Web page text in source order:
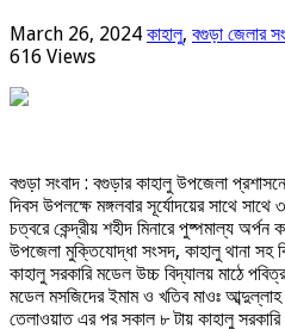
March 26, 2024 কাহালু, বগুড়া জেলার
616 Views
বগুড়া সংবাদ : বগুড়ার কাহালু উপজেলা
দিবস উপলক্ষে মঙ্গলবার সূর্যোদয়ের সাথে
চত্বরে কেন্দ্রীয় শহীদ মিনারে পুষ্পমাল্য
উপজেলা মুক্তিযোদ্ধা সংসদ, কাহালু থানা সহ
কাহালু সরকারি মডেল উচ্চ বিদ্যালয় মাঠে
মডেল মসজিদের ইমাম ও খতিব মাওঃ
তেলাওয়াত এর পর সকাল ৮ টায় কাহালু